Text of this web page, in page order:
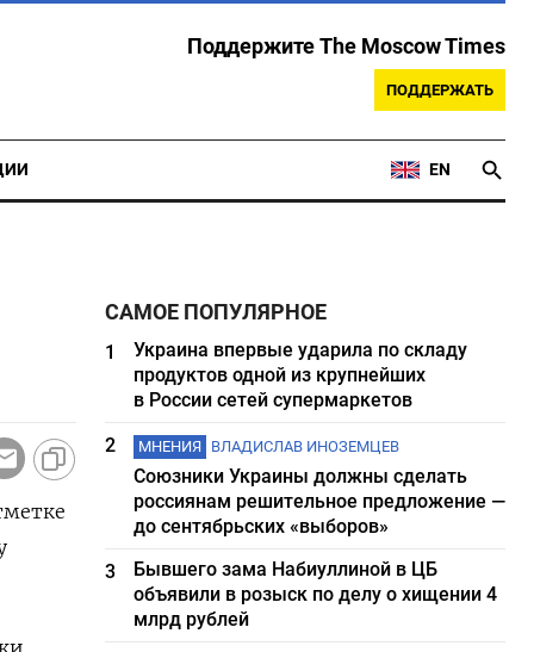
Поддержите The Moscow Times
ПОДДЕРЖАТЬ
EN
САМОЕ ПОПУЛЯРНОЕ
1
Украина впервые ударила по складу
продуктов одной из крупнейших
в России сетей супермаркетов
2
МНЕНИЯ ВЛАДИСЛАВ ИНОЗЕМЦЕВ
Союзники Украины должны сделать
россиянам решительное предложение —
до сентябрьских «выборов»
3
Бывшего зама Набиуллиной в ЦБ
объявили в розыск по делу о хищении 4
млрд рублей